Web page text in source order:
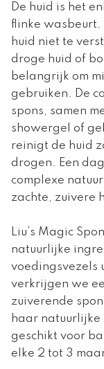
De huid is het
flinke wasbeurt.
huid niet te
droge huid of
belangrijk om
gebruiken. De
spons, samen
showergel of
reinigt de huid
drogen. Een
complexe
zachte, zuivere
Liu’s Magic
natuurlijke
voedingsvezels
verkrijgen we
zuiverende
haar natuurlijke
geschikt voor
elke 2 tot 3